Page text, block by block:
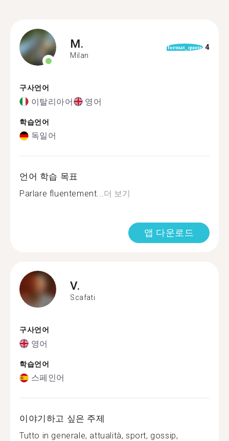
M.
Milan
format_quote 4
구사언어
이탈리아어 영어
학습언어
독일어
언어 학습 목표
Parlare fluentement...더 보기
앱 다운로드
V.
Scafati
구사언어
영어
학습언어
스페인어
이야기하고 싶은 주제
Tutto in generale, attualità, sport, gossip,